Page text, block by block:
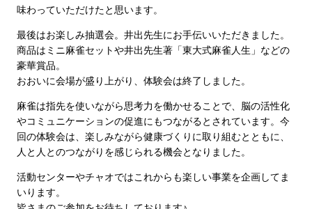
味わっていただけたと思います。
最後はお楽しみ抽選会。井出先生にお手伝いいただきました。
商品はミニ麻雀セットや井出先生著「東大式麻雀人生」などの
豪華賞品。
おおいに会場が盛り上がり、体験会は終了しました。
麻雀は指先を使いながら思考力を働かせることで、脳の活性化
やコミュニケーションの促進にもつながるとされています。今
回の体験会は、楽しみながら健康づくりに取り組むとともに、
人と人とのつながりを感じられる機会となりました。
活動センターやチャオではこれからも楽しい事業を企画してま
いります。